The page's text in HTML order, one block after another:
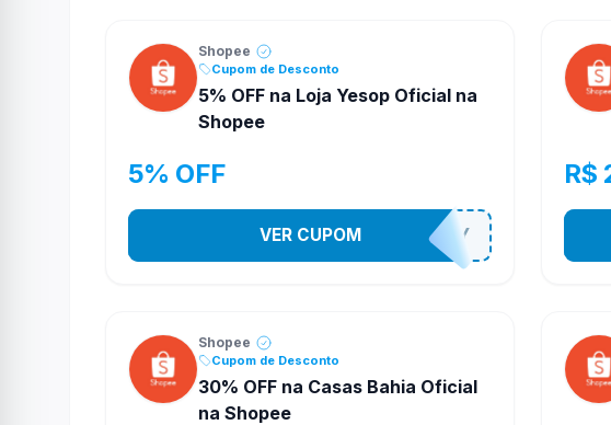
Shopee
Cupom de Desconto
5% OFF na Loja Yesop Oficial na
Shopee
5% OFF
YESO274Y
VER CUPOM
R$
Shopee
Cupom de Desconto
30% OFF na Casas Bahia Oficial
na Shopee